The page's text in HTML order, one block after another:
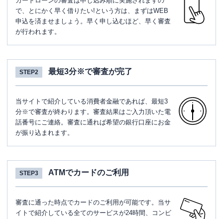
で、とにかく早く借りたい!という方は、まずはWEB
申込を済ませましょう。早く申し込むほど、早く審査
が行われます。
STEP2 最短3分※で審査が完了
当サイトで紹介している消費者金融であれば、最短3
分※で審査が終わります。審査結果はご入力頂いた電
話番号にご連絡。審査に通れば希望の銀行口座にお金
が振り込まれます。
STEP3 ATMでカードのご利用
審査に通った時点でカードのご利用が可能です。当サ
イトで紹介している全てのサービスが24時間、コンビ